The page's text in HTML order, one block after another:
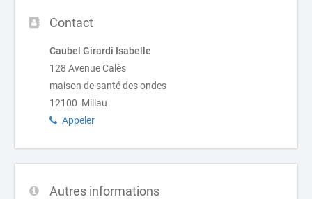
Contact
Caubel Girardi Isabelle
128 Avenue Calès
maison de santé des ondes
12100 Millau
Appeler
Autres informations